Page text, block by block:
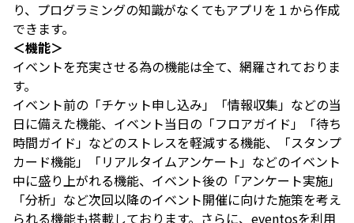
り、プログラミングの知識がなくてもアプリを１から作成
できます。
＜機能＞
イベントを充実させる為の機能は全て、網羅されておりま
す。
イベント前の「チケット申し込み」「情報収集」などの当
日に備えた機能、イベント当日の「フロアガイド」「待ち
時間ガイド」などのストレスを軽減する機能、「スタンプ
カード機能」「リアルタイムアンケート」などのイベント
中に盛り上がれる機能、イベント後の「アンケート実施」
「分析」など次回以降のイベント開催に向けた施策を考え
られる機能も搭載しております。さらに、eventosを利用